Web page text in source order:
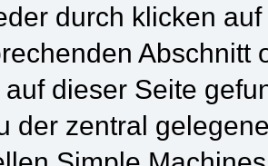
durch klicken
Abschnitt
auf dieser Seite
der zentral